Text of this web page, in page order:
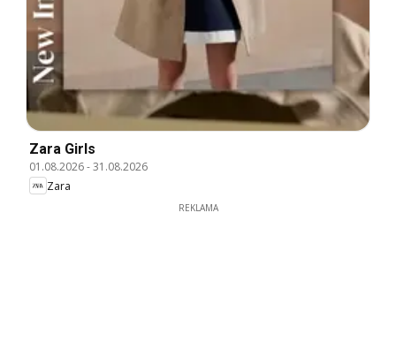
Zara Girls
01.08.2026-31.08.2026
Zara
REKLAMA